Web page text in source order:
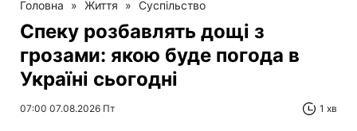
Головна » Життя » Суспільство
Спеку розбавлять дощі з
грозами: якою буде погода в
Україні сьогодні
07:00 07.08.2026 Пт 1 хв